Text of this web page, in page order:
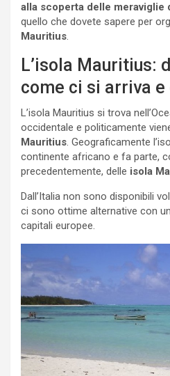
alla scoperta delle meraviglie
quello che dovete sapere per
Mauritius.
L’isola Mauritius:
come ci si arriva
L’isola Mauritius si trova
occidentale e politicamente
Mauritius. Geograficamente
continente africano e fa parte,
precedentemente, delle isola
Dall’Italia non sono disponibili
ci sono ottime alternative con
capitali europee.